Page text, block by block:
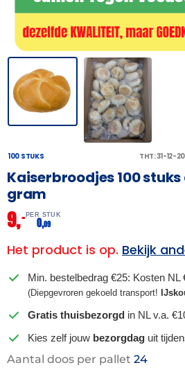
100 STUKS THT: 31-12-
Kaiserbroodjes 100 stuks
gram
9,– PER STUK
0,09
Het product is op. Bekijk
Min. bestelbedrag €25: Kosten NL
(Diepgevroren gekoeld transport!
Gratis thuisbezorgd in NL v.a.
Kies zelf jouw bezorgdag uit
Aantal doos per pallet 24